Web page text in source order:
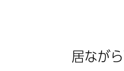
居なが